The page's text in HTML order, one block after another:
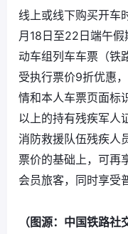
线上或线下购买开车
月18日至22日端午
动车组列车车票（铁
受执行票价9折优惠
情和本人车票页面标
以上的持有残疾军人
消防救援队伍残疾人
票价的基础上，可再
会员旅客，同时享受
（图源：中国铁路社